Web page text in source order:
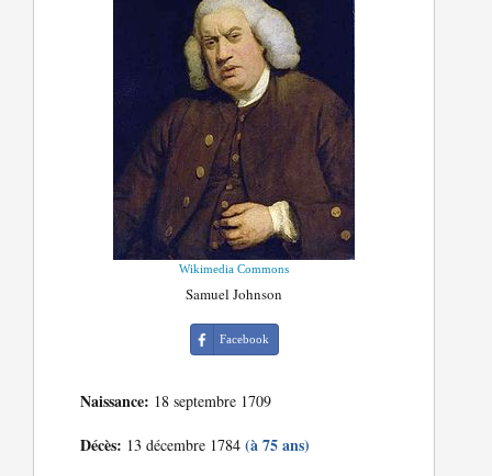
Wikimedia Commons
Samuel Johnson
Facebook
Naissance: 18 septembre 1709
Décès: 13 décembre 1784(à 75 ans)